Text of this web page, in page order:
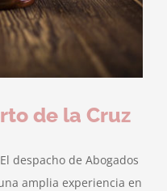
de la Cruz
despacho de Abogados
amplia experiencia en